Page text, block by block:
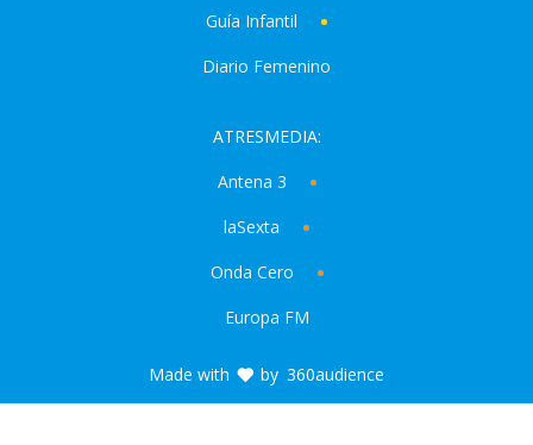
Guía Infantil
Diario Femenino
ATRESMEDIA:
Antena 3
laSexta
Onda Cero
Europa FM
Made with by 360audience